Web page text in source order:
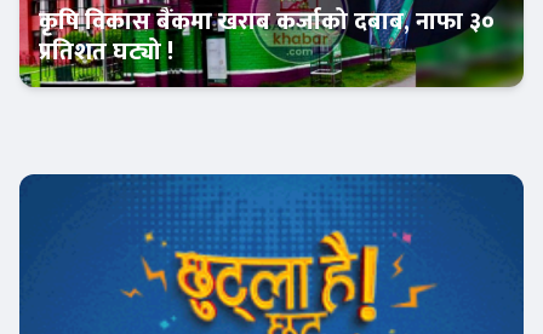
कृषि विकास बैंकमा खराब कर्जाको दबाब, नाफा ३०
प्रतिशत घट्यो !